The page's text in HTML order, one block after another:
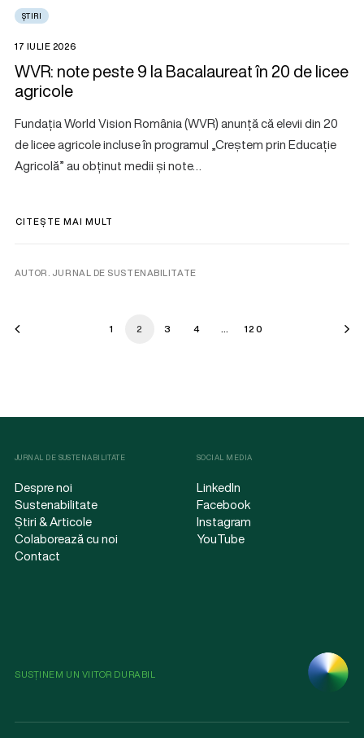
ȘTIRI
17 IULIE 2026
WVR: note peste 9 la Bacalaureat în 20 de licee
agricole
Fundația World Vision România (WVR) anunță că elevii din 20
de licee agricole incluse în programul „Creștem prin Educație
Agricolă” au obținut medii și note…
CITEȘTE MAI MULT
AUTOR. JURNAL DE SUSTENABILITATE
1 2 3 4 … 120
JURNAL DE SUSTENABILITATE
Despre noi
Sustenabilitate
Știri & Articole
Colaborează cu noi
Contact
SOCIAL MEDIA
LinkedIn
Facebook
Instagram
YouTube
SUSȚINEM UN VIITOR DURABIL